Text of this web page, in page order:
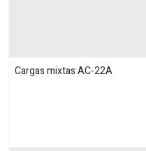
Cargas mixtas AC-22A